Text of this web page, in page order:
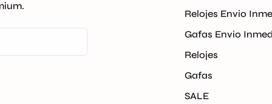
Relojes Envio
Gafas Envio
Relojes
Gafas
SALE